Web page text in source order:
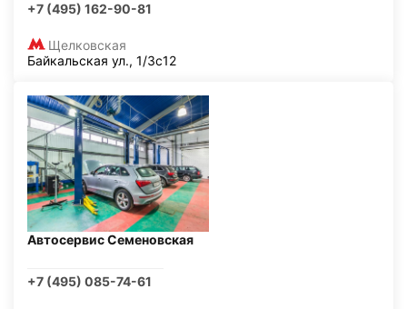
+7 (495) 162-90-81
Щелковская
Байкальская ул., 1/3с12
Автосервис Семеновская
+7 (495) 085-74-61